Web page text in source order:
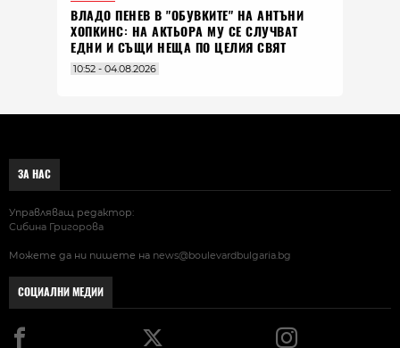
ВЛАДO ПЕНЕВ В "ОБУВКИТЕ" НА АНТЪНИ
ХОПКИНС: НА АКТЬОРА МУ СЕ СЛУЧВАТ
ЕДНИ И СЪЩИ НЕЩА ПО ЦЕЛИЯ СВЯТ
10:52 - 04.08.2026
ЗА НАС
Управляващ редактор:
Сибина Григорова
Можете да ни пишете на news@boulevardbulgaria.bg
СОЦИАЛНИ МЕДИИ